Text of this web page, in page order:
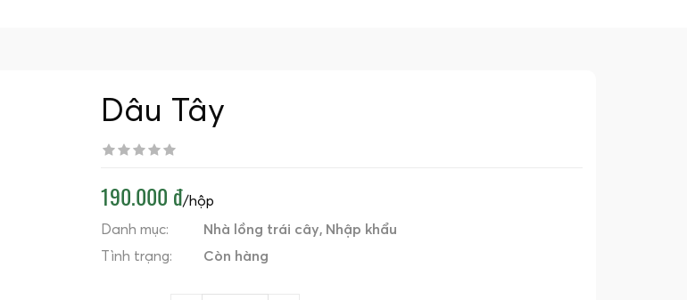
Dâu Tây
190.000 đ/hộp
Danh mục:
Nhà lồng trái cây
Nhập khẩu
Tình trạng:
Còn hàng